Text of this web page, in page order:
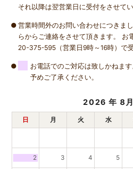
それ以降は翌営業日に受付をさせてい
営業時間外のお問い合わせにつきま
らからご連絡をさせて頂きます。 お
20-375-595（営業日9時～16時）で
お電話でのご対応は致しかねます
予めご了承ください。
2026 年 8月
日 月 火 水
2 3 4 5